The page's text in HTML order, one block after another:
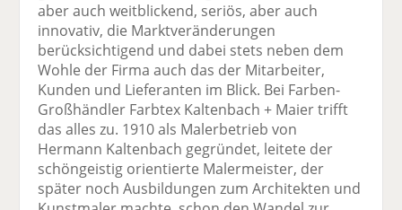
aber auch weitblickend, seriös, aber auch
innovativ, die Marktveränderungen
berücksichtigend und dabei stets neben dem
Wohle der Firma auch das der Mitarbeiter,
Kunden und Lieferanten im Blick. Bei Farben-
Großhändler Farbtex Kaltenbach + Maier trifft
das alles zu. 1910 als Malerbetrieb von
Hermann Kaltenbach gegründet, leitete der
schöngeistig orientierte Malermeister, der
später noch Ausbildungen zum Architekten und